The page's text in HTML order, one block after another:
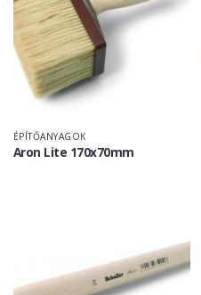
ÉPÍTŐANYAGOK
Aron Lite 170x70mm